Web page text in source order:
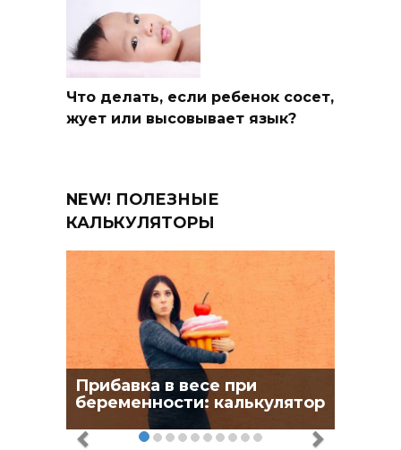
Что делать, если ребенок сосет,
жует или высовывает язык?
NEW! ПОЛЕЗНЫЕ
КАЛЬКУЛЯТОРЫ
Прибавка в весе при
беременности: калькулятор